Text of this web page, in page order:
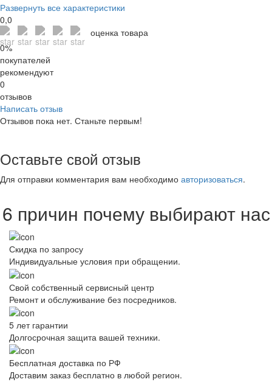
Развернуть все характеристики
0,0
оценка товара
0%
покупателей
рекомендуют
0
отзывов
Написать отзыв
Отзывов пока нет. Станьте первым!
Оставьте свой отзыв
Для отправки комментария вам необходимо авторизоваться.
6 причин почему выбирают нас
Скидка по запросу
Индивидуальные условия при обращении.
Свой собственный сервисный центр
Ремонт и обслуживание без посредников.
5 лет гарантии
Долгосрочная защита вашей техники.
Бесплатная доставка по РФ
Доставим заказ бесплатно в любой регион.